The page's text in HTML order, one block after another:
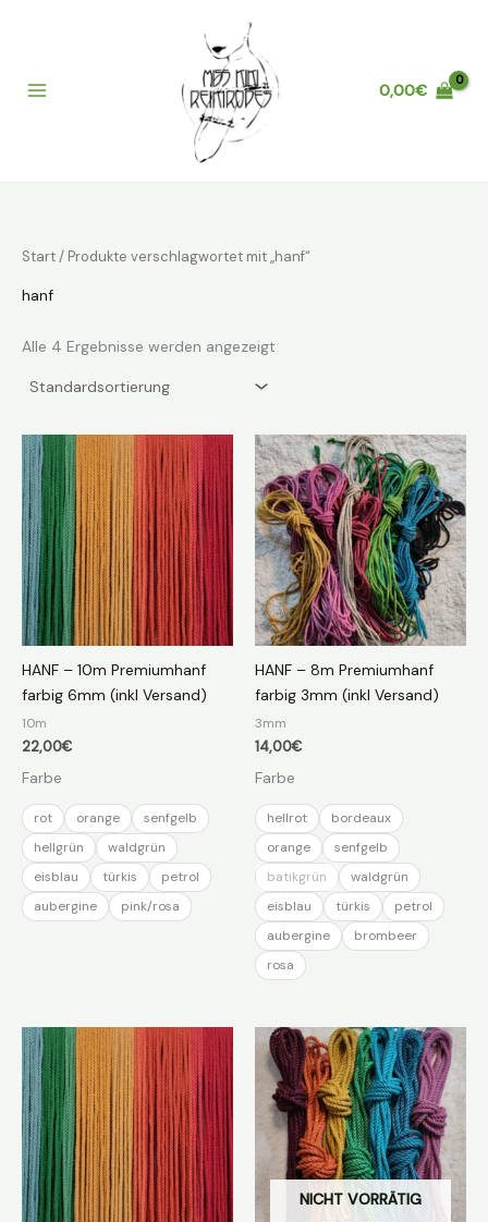
0,00€
Start/ Produkte verschlagwortet mit „hanf“
hanf
Alle 4 Ergebnisse werden angezeigt
HANF – 10m Premiumhanf
farbig 6mm (inkl Versand)
10m
22,00€
Farbe
rot orange
senfgelb
hellgrün
waldgrün
eisblau
türkis
petrol
aubergine
pink/rosa
HANF – 8m Premiumhanf
farbig 3mm (inkl Versand)
3mm
14,00€
Farbe
hellrot
bordeaux
orange
senfgelb
batikgrün
waldgrün
eisblau
türkis
petrol
aubergine
brombeer
rosa
NICHT VORRÄTIG